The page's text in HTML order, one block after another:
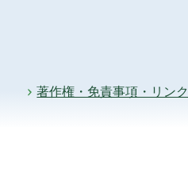
著作権・免責事項・リンク